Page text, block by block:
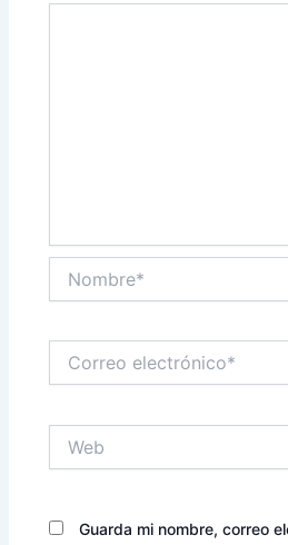
electrónico*
Guarda mi nombre, correo